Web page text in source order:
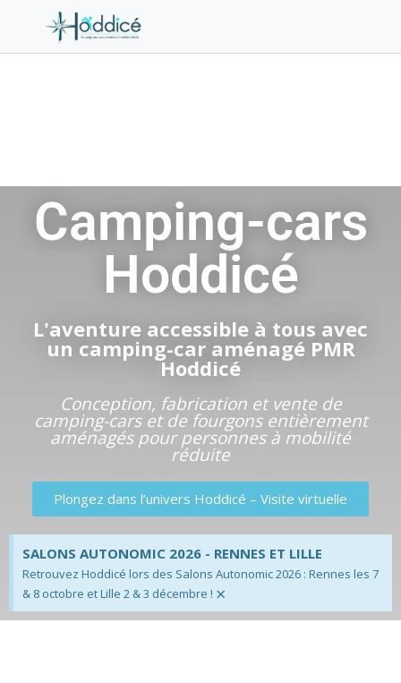
Camping-cars
Hoddicé
L'aventure accessible à tous avec
un camping-car aménagé PMR
Hoddicé
Conception, fabrication et vente de
camping-cars et de fourgons entièrement
aménagés pour personnes à mobilité
réduite
Plongez dans l’univers Hoddicé – Visite virtuelle
SALONS AUTONOMIC 2026 - RENNES ET LILLE
Retrouvez Hoddicé lors des Salons Autonomic 2026 : Rennes les 7
& 8 octobre et Lille 2 & 3 décembre ! ×